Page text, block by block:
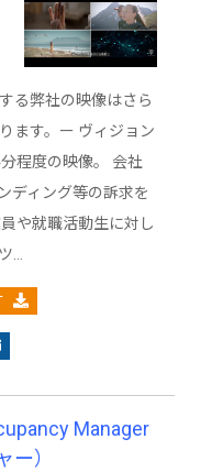
る弊社の映像はさら
ます。ー ヴィジョン
程度の映像。 会社
ディング等の訴求を
や就職活動生に対し
…
Manager
ー）